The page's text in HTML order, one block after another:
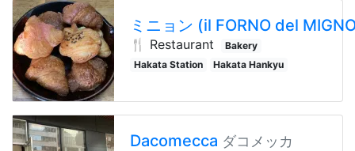
ミニョン (il FORNO del
🍴 Restaurant
Bakery
Hakata Station
Hakata Hankyu
Dacomecca ダコメッカ